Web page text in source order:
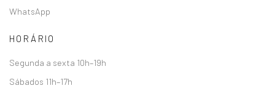
WhatsApp
HORÁRIO
Segunda a sexta 10h–19h
Sábados 11h–17h